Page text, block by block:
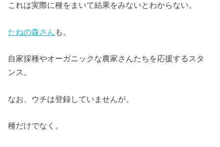
これは実際に種をまいて結果をみないとわからない。
たねの森さん も。
自家採種やオーガニックな農家さんたちを応援するスタ
ンス。
なお、ウチは登録していませんが。
種だけでなく。